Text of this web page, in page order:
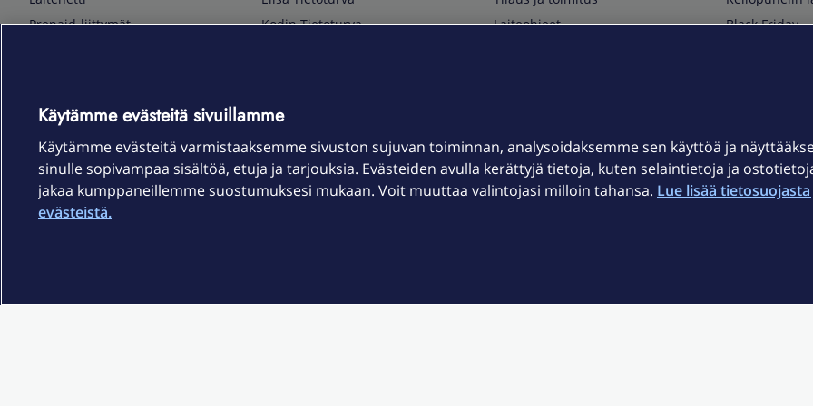
Prepaid-liittymät
TV & audio
Kodinkoneet
Kamerat ja dronet
Kellot ja rannekkeet
Kodin Tietoturva
Elisa Kotiverkko
Elisa Pilvilinna
Elisa Laiteturva
Elisa Rinnakkaisliittymät
Laiteohjeet
Kuuluvuuskartta
Asiakastiedotteet
OmaElisa-sovellus
Black Friday
Käytämme evästeitä sivuillamme
Käytämme evästeitä varmistaaksemme sivuston sujuvan toiminnan, analysoidaksemme sen käyttöä ja
sinulle sopivampaa sisältöä, etuja ja tarjouksia. Evästeiden avulla kerättyjä tietoja, kuten selaintietoja ja
jakaa kumppaneillemme suostumuksesi mukaan. Voit muuttaa valintojasi milloin tahansa. Lue lisää tietosuojasta
evästeistä.